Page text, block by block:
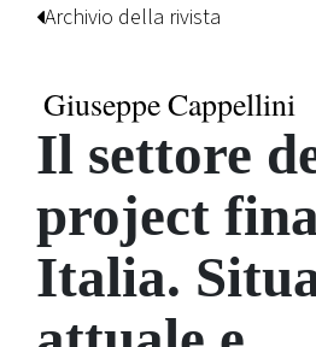
Archivio della rivista
Giuseppe Cappellini
Il settore
project
Italia.